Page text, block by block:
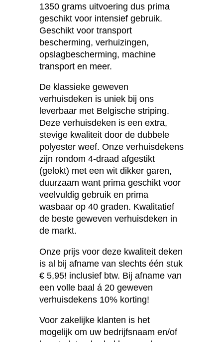
1350 grams uitvoering dus prima
geschikt voor intensief gebruik.
Geschikt voor transport
bescherming, verhuizingen,
opslagbescherming, machine
transport en meer.
De klassieke geweven
verhuisdeken is uniek bij ons
leverbaar met Belgische striping.
Deze verhuisdeken is een extra,
stevige kwaliteit door de dubbele
polyester weef. Onze verhuisdekens
zijn rondom 4-draad afgestikt
(gelokt) met een wit dikker garen,
duurzaam want prima geschikt voor
veelvuldig gebruik en prima
wasbaar op 40 graden. Kwalitatief
de beste geweven verhuisdeken in
de markt.
Onze prijs voor deze kwaliteit deken
is al bij afname van slechts één stuk
€ 5,95! inclusief btw. Bij afname van
een volle baal á 20 geweven
verhuisdekens 10% korting!
Voor zakelijke klanten is het
mogelijk om uw bedrijfsnaam en/of